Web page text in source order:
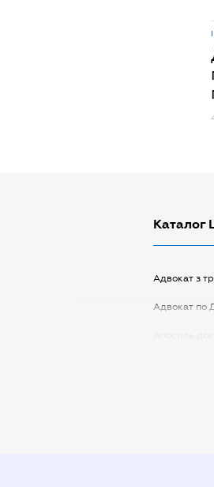
Каталог
Адвокат з
Адвокат по